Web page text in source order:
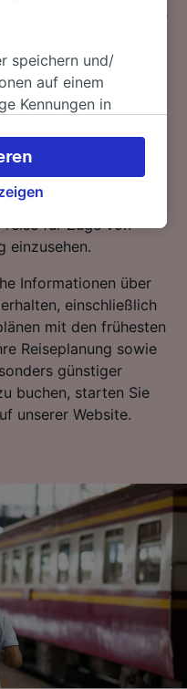
können Sie es
und sich
Reise werden Sie
Frecciarossa-Zug
auf dieser Strecke
und buchen Sie
Tarife ergattern
Suche mit unserem
für Züge von
einzusehen.
Informationen über
einschließlich
mit den frühesten
Reiseplanung sowie
günstiger
buchen, starten Sie
unserer Website.
speichern und/
auf einem
Kennungen in
Präferenzen
einschließlich
berechtigtem
Seite der
Präferenzen
und
Ihre
Zwecke
haben, Ihr
Daten, um
oder Zugriff auf
Inhalte, Messung
Performance von
sowie
von